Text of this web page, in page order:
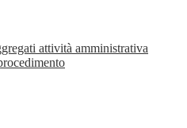
attività amministrativa